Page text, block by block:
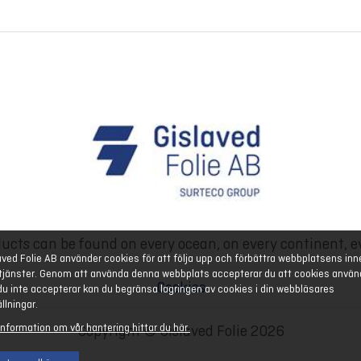
Folie AB använder cookies för att följa upp och förbättra webbplatsens
Genom att använda denna webbplats accepterar du att cookies
inte accepterar kan du begränsa lagringen av cookies i din webbläsares
om vår hantering hittar du här.
can be found on every ocean, on every continent,
Cookies
Copyright © Gislaved Folie 2026